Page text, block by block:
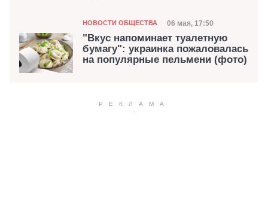
Категория
НОВОСТИ ОБЩЕСТВА Дата публикации
06 мая, 17:50
"Вкус напоминает туалетную
бумагу": украинка пожаловалась
на популярные пельмени (фото)